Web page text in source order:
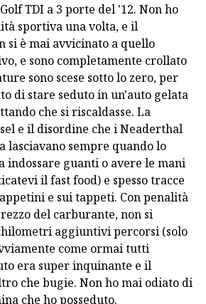
TDI a 3 porte del '12. Non ho
sportiva una volta, e il
si è mai avvicinato a quello
e sono completamente crollato
sono scese sotto lo zero, per
di stare seduto in un'auto gelata
che si riscaldasse. La
e il disordine che i Neaderthal
lasciavano sempre quando lo
indossare guanti o avere le mani
il fast food) e spesso tracce
e sui tappeti. Con penalità
del carburante, non si
aggiuntivi percorsi (solo
come ormai tutti
era super inquinante e il
che bugie. Non ho mai odiato di
che ho posseduto.